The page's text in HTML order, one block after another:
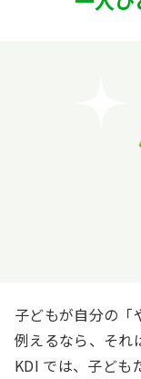
子どもが自分の「
例えるなら、それ
KDI では、子ども